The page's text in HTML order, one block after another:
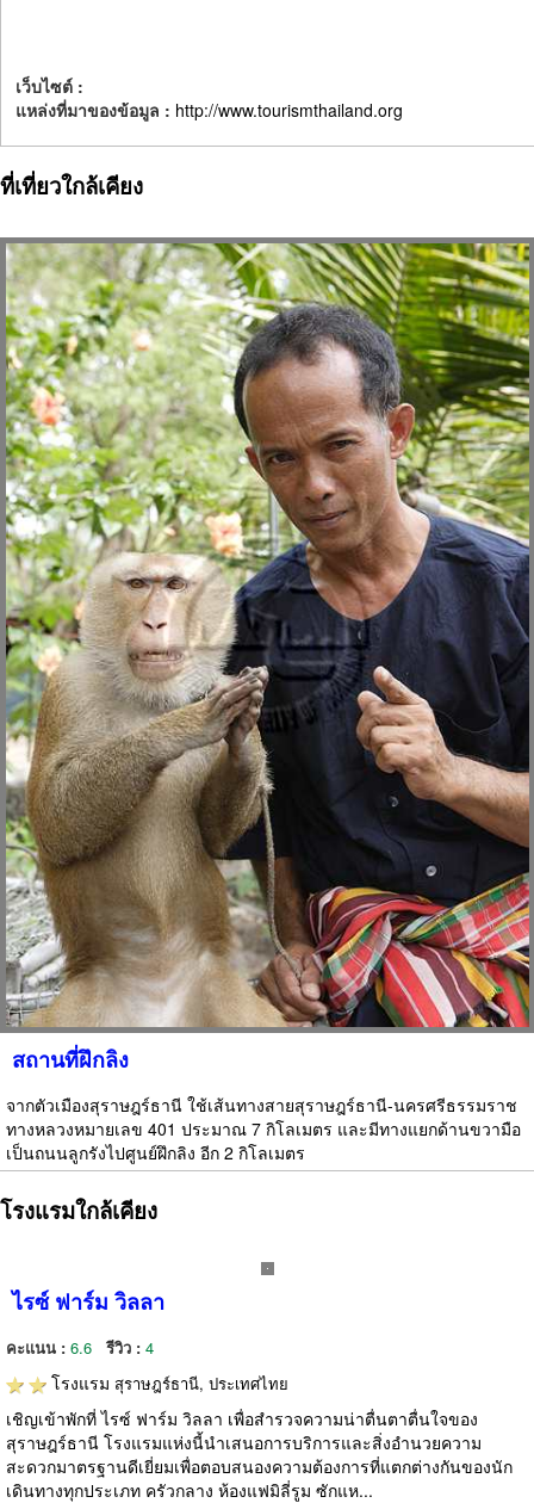
เว็บไซต์ :
แหล่งที่มาของข้อมูล : http://www.tourismthailand.org
ที่เที่ยวใกล้เคียง
สถานที่ฝึกลิง
จากตัวเมืองสุราษฎร์ธานี ใช้เส้นทางสายสุราษฎร์ธานี-นครศรีธรรมราช
ทางหลวงหมายเลข 401 ประมาณ 7 กิโลเมตร และมีทางแยกด้านขวามือ
เป็นถนนลูกรังไปศูนย์ฝึกลิง อีก 2 กิโลเมตร
โรงแรมใกล้เคียง
ไรซ์ ฟาร์ม วิลลา
คะแนน : 6.6 รีวิว : 4
โรงแรม สุราษฎร์ธานี, ประเทศไทย
เชิญเข้าพักที่ ไรซ์ ฟาร์ม วิลลา เพื่อสำรวจความน่าตื่นตาตื่นใจของ
สุราษฎร์ธานี โรงแรมแห่งนี้นำเสนอการบริการและสิ่งอำนวยความ
สะดวกมาตรฐานดีเยี่ยมเพื่อตอบสนองความต้องการที่แตกต่างกันของนัก
เดินทางทุกประเภท ครัวกลาง ห้องแฟมิลี่รูม ซักแห...